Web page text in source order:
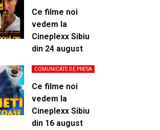
Ce filme noi
vedem la
Cineplexx Sibiu
din 24 august
COMUNICATE DE PRESA
Ce filme noi
vedem la
Cineplexx Sibiu
din 16 august